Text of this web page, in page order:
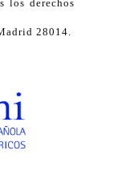
los derechos
28014.